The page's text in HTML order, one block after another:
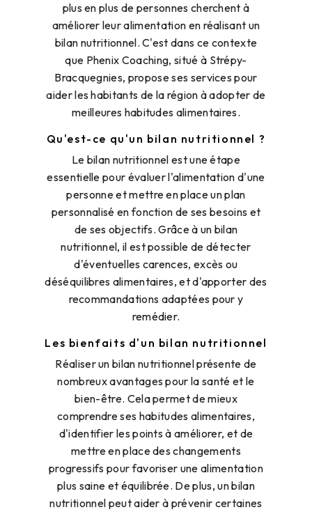
plus en plus de personnes cherchent à
améliorer leur alimentation en réalisant un
bilan nutritionnel. C'est dans ce contexte
que Phenix Coaching, situé à Strépy-
Bracquegnies, propose ses services pour
aider les habitants de la région à adopter de
meilleures habitudes alimentaires.
Qu'est-ce qu'un bilan nutritionnel ?
Le bilan nutritionnel est une étape
essentielle pour évaluer l'alimentation d'une
personne et mettre en place un plan
personnalisé en fonction de ses besoins et
de ses objectifs. Grâce à un bilan
nutritionnel, il est possible de détecter
d'éventuelles carences, excès ou
déséquilibres alimentaires, et d'apporter des
recommandations adaptées pour y
remédier.
Les bienfaits d'un bilan nutritionnel
Réaliser un bilan nutritionnel présente de
nombreux avantages pour la santé et le
bien-être. Cela permet de mieux
comprendre ses habitudes alimentaires,
d'identifier les points à améliorer, et de
mettre en place des changements
progressifs pour favoriser une alimentation
plus saine et équilibrée. De plus, un bilan
nutritionnel peut aider à prévenir certaines